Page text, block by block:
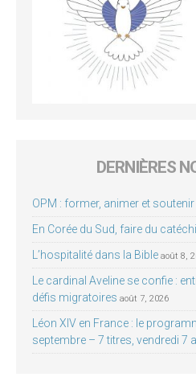
DERNIÈRES
OPM : former, animer et
En Corée du Sud, faire du
L’hospitalité dans la Bible août 8,
Le cardinal Aveline se confie :
défis migratoires août 7, 2026
Léon XIV en France : le
septembre – 7 titres, vendredi 7